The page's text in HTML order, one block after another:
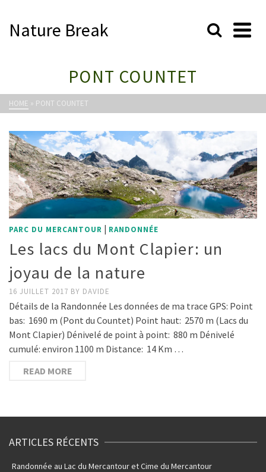
Nature Break
PONT COUNTET
HOME » PONT COUNTET
PARC DU MERCANTOUR | RANDONNÉE
Les lacs du Mont Clapier: un
joyau de la nature
16 JUILLET 2017 BY DAVIDE
Détails de la Randonnée Les données de ma trace GPS: Point
bas: 1690 m (Pont du Countet) Point haut: 2570 m (Lacs du
Mont Clapier) Dénivelé de point à point: 880 m Dénivelé
cumulé: environ 1100 m Distance: 14 Km …
READ MORE
ARTICLES RÉCENTS
Randonnée au Lac du Mercantour et Cime du Mercantour